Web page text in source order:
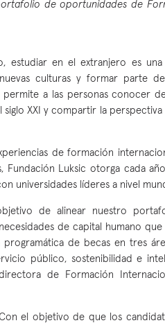
de oportunidades de
estudiar en el extranjero es una
culturas y formar parte
permite a las personas conocer
XXI y compartir la perspectiva
de formación
Fundación Luksic otorga cada
universidades líderes a nivel
de alinear nuestro
de capital humano que
de becas en tres
público, sostenibilidad e
de Formación
el objetivo de que los